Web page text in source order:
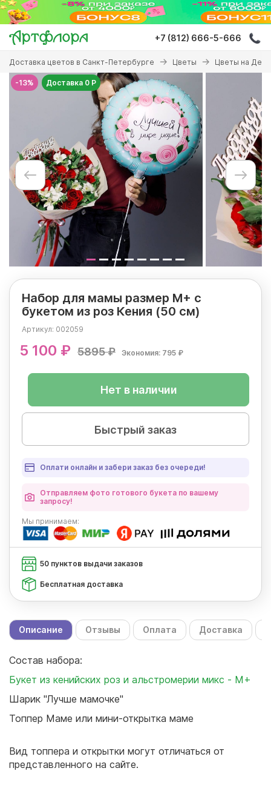
Перейти
основному
содержанию
+7 (812) 666-5-666
Вы
здесь
Доставка цветов в Санкт-Петербурге Цветы Цветы на
-13% Доставка 0 Р
Набор для мамы размер М+ с
букетом из роз Кения (50 см)
Артикул: 002059
5 100 ₽ 5895 ₽ Экономия: 795 ₽
Нет в наличии
Быстрый заказ
Оплати онлайн и забери заказ без очереди!
Отправляем фото готового букета по вашему
запросу!
Мы принимаем:
50 пунктов выдачи заказов
Бесплатная доставка
Описание Отзывы Оплата Доставка
Состав набора:
Букет из кенийских роз и альстромерии микс - М+
Шарик "Лучше мамочке"
Топпер Маме или мини-открытка маме
Вид топпера и открытки могут отличаться от
представленного на сайте.